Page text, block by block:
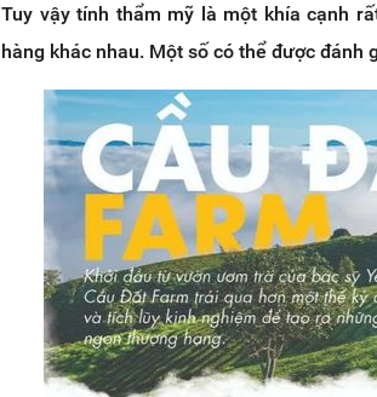
Tuy vậy tính thẩm mỹ là một khía cạnh
hàng khác nhau. Một số có thể được đánh